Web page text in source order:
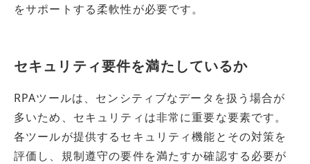
をサポートする柔軟性が必要です。
セキュリティ要件を満たしているか
RPAツールは、センシティブなデータを扱う場合が
多いため、セキュリティは非常に重要な要素です。
各ツールが提供するセキュリティ機能とその対策を
評価し、規制遵守の要件を満たすか確認する必要が